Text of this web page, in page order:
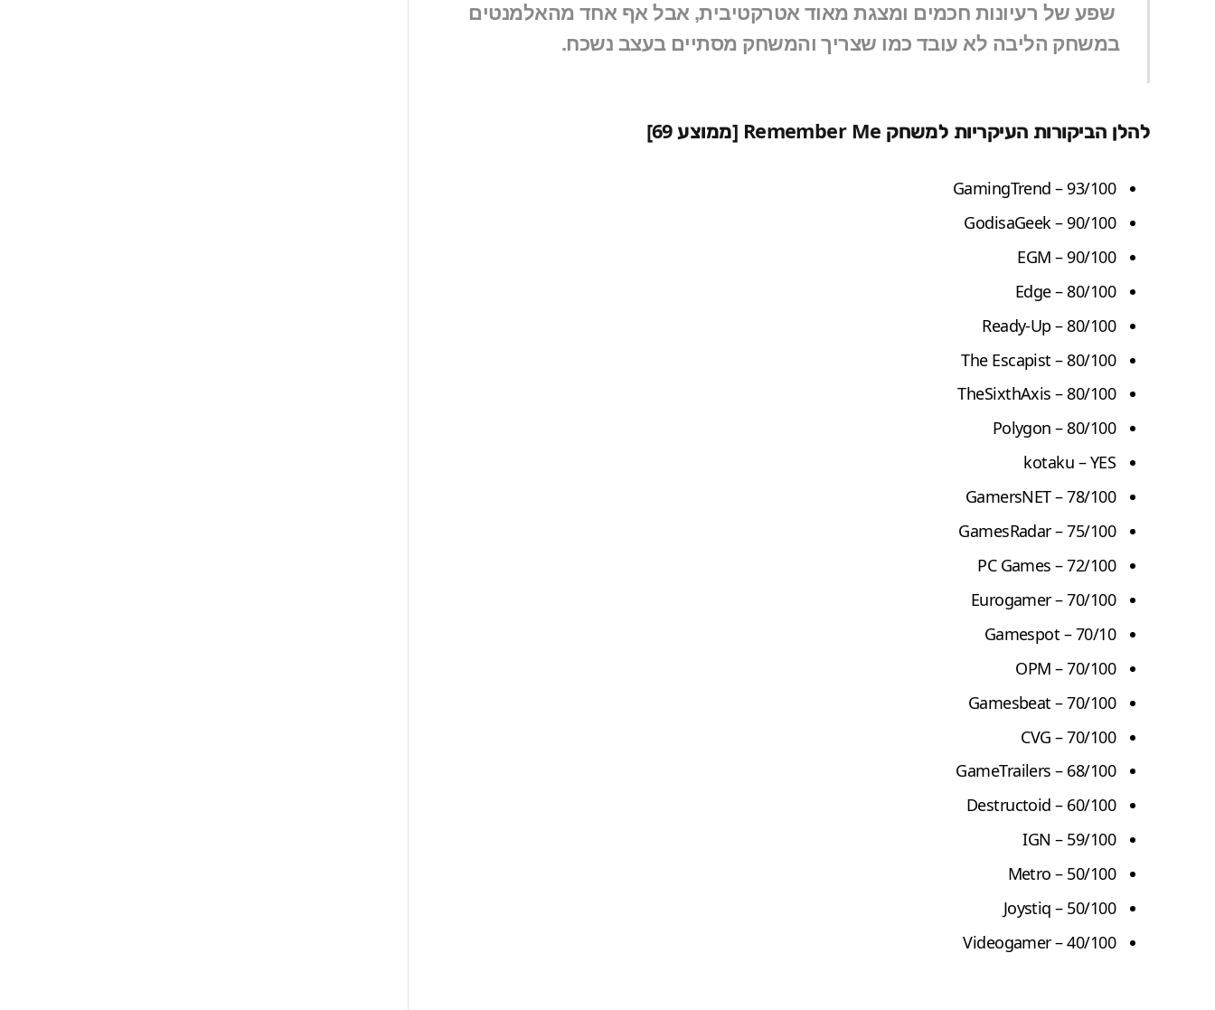
שפע של רעיונות חכמים ומצגת מאוד אטרקטיבית, אבל אף אחד מהאלמנטים
במשחק הליבה לא עובד כמו שצריך והמשחק מסתיים בעצב נשכח.
להלן הביקורות העיקריות למשחק Remember Me [ממוצע 69]
GamingTrend– 93/100
GodisaGeek– 90/100
EGM– 90/100
Edge– 80/100
Ready-Up – 80/100
The Escapist – 80/100
TheSixthAxis– 80/100
Polygon – 80/100
kotaku – YES
GamersNET– 78/100
GamesRadar– 75/100
PC Games – 72/100
Eurogamer– 70/100
Gamespot – 70/10
OPM – 70/100
Gamesbeat – 70/100
CVG – 70/100
GameTrailers– 68/100
Destructoid – 60/100
IGN – 59/100
Metro – 50/100
Joystiq – 50/100
Videogamer– 40/100